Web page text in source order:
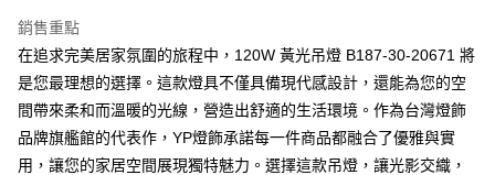
AFTEE先享後付
相關說明
【關於「AFTEE先享後付」】
AFTEE先享後付是「在收到商品之後才付款」的支付方式。 讓您購物簡單
便利好安心！
１．簡單：不需註冊會員、不需綁卡、不需儲值。
２．便利：只要手機號碼，簡訊認證，即可結帳。
銷售重點
在追求完美居家氛圍的旅程中，120W 黃光吊燈 B187-30-20671 將
是您最理想的選擇。這款燈具不僅具備現代感設計，還能為您的空
間帶來柔和而溫暖的光線，營造出舒適的生活環境。作為台灣燈飾
品牌旗艦館的代表作，YP燈飾承諾每一件商品都融合了優雅與實
用，讓您的家居空間展現獨特魅力。選擇這款吊燈，讓光影交織，